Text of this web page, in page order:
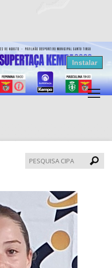
de Portugal
Store
Instalar
CIPA